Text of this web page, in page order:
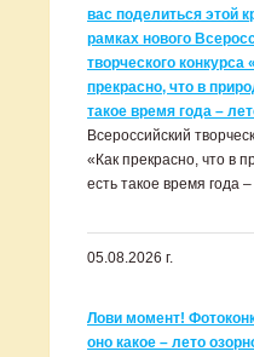
вас поделиться этой
рамках нового
творческого конкурса
прекрасно, что в
такое время года –
Всероссийский
«Как прекрасно, что в
есть такое время года
05.08.2026 г.
Лови момент!
оно какое – лето